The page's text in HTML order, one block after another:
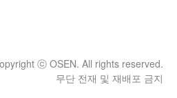
ⓒ OSEN. All rights reserved.
무단 전재 및 재배포 금지